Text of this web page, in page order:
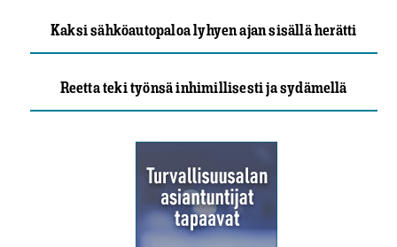
Kaksi sähköautopaloa lyhyen ajan sisällä herätti
Reetta teki työnsä inhimillisesti ja sydämellä